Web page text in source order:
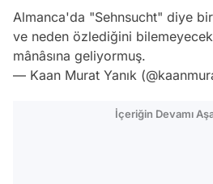
Almanca'da "Sehnsucht" diye
ve neden özlediğini
mânâsına geliyormuş.
— Kaan Murat Yanık
İçeriğin Devamı